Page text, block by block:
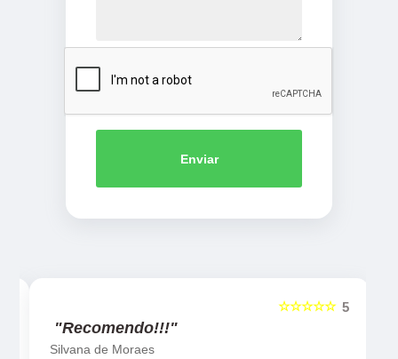
Enviar
5
☆☆☆☆☆
"Recomendo!!!"
Silvana de Moraes